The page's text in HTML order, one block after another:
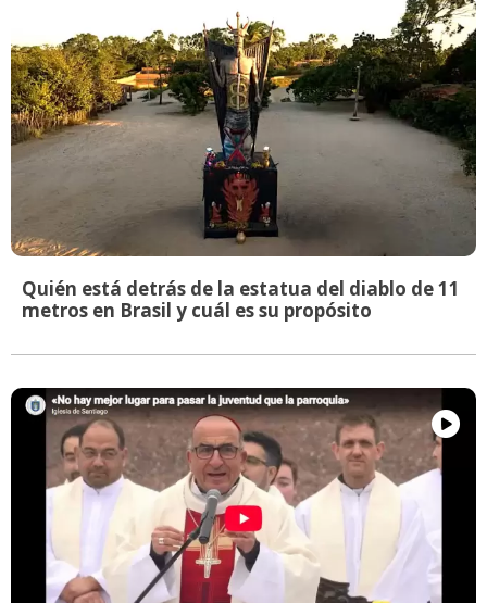
Quién está detrás de la estatua del diablo de 11
metros en Brasil y cuál es su propósito